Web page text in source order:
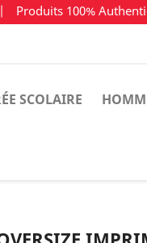
| Produits 100%
SCOLAIRE